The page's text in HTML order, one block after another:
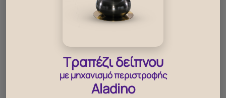
520
βρες, το κοντινότερο σου
κατάστημα
Τραπέζι δείπνου
με μηχανισμό περιστροφής
Aladino